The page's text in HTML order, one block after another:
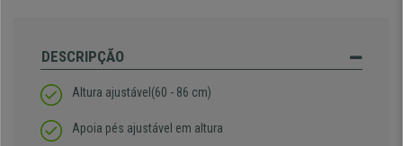
DESCRIPÇÃO
Altura ajustável(60 - 86 cm)
Apoia pés ajustável em altura